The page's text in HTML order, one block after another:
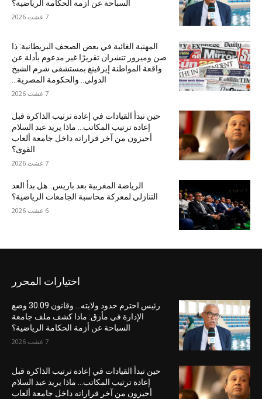
السباحة عن أزمة الحكامة الرياضية؟
7 غشت 2026
المهنية الغائبة في بعض الصحف البريطانية: ذا
صن وميرور تنشران تقريرًا غير مدعوم بأدلة عن
واقعة المواطنة إيرفينغ بمستشفى شرم الشيخ
الدولي.. والحكومة المصرية...
7 غشت 2026
حين تبدأ القيادات في إعادة ترتيب الذاكرة قبل
إعادة ترتيب المكاتب… ماذا يريد عبد السلام
أحيزون من آخر قراراته داخل جامعة ألعاب
القوى؟
7 غشت 2026
الرياضة المغربية بعد باريس.. هل بدأ العد
التنازلي لمعركة محاسبة الجامعات الرياضية؟
6 غشت 2026
اختيارات المحرر
رئيس احترم حدود ولايته… وقانون 30.09 وضع
الإدارة في مأزق: ماذا كشف ملف جامعة
السباحة عن أزمة الحكامة الرياضية؟
7 غشت 2026
حين تبدأ القيادات في إعادة ترتيب الذاكرة قبل
إعادة ترتيب المكاتب… ماذا يريد عبد السلام
أحيزون من آخر قراراته داخل جامعة ألعاب